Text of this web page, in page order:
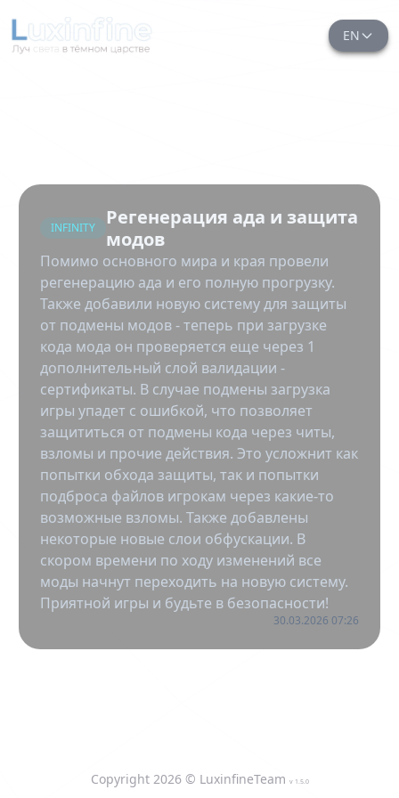
EN
INFINITY
Регенерация ада и защита
модов
Помимо основного мира и края провели
регенерацию ада и его полную прогрузку.
Также добавили новую систему для защиты
от подмены модов - теперь при загрузке
кода мода он проверяется еще через 1
дополнительный слой валидации -
сертификаты. В случае подмены загрузка
игры упадет с ошибкой, что позволяет
защититься от подмены кода через читы,
взломы и прочие действия. Это усложнит как
попытки обхода защиты, так и попытки
подброса файлов игрокам через какие-то
возможные взломы. Также добавлены
некоторые новые слои обфускации. В
скором времени по ходу изменений все
моды начнут переходить на новую систему.
Приятной игры и будьте в безопасности!
30.03.2026 07:26
Copyright 2026© LuxinfineTeam v 1.5.0